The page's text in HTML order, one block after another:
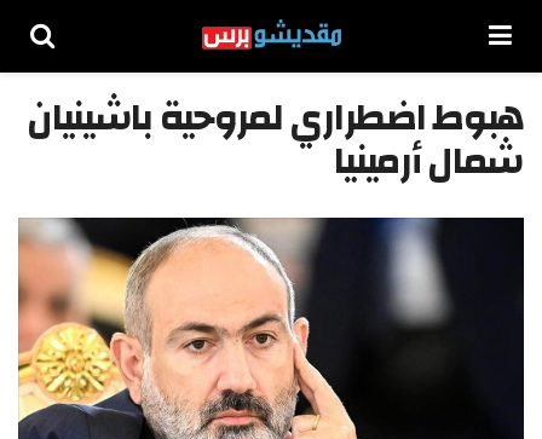
هبوط اضطراري لمروحية باشينيان
شمال أرمينيا